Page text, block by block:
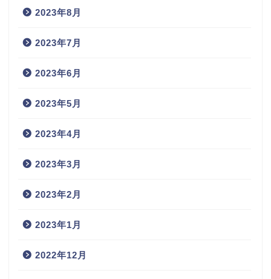
2023年8月
2023年7月
2023年6月
2023年5月
2023年4月
2023年3月
2023年2月
2023年1月
2022年12月